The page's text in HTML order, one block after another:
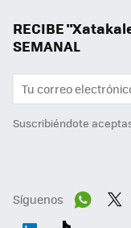
RECIBE
SEMANAL
Suscribiéndote
Síguenos